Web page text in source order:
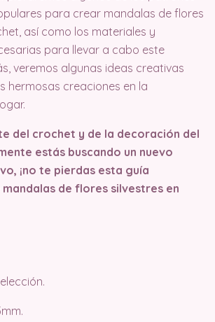
para crear mandalas de flores
así como los materiales y
para llevar a cabo este
veremos algunas ideas creativas
hermosas creaciones en la
del crochet y de la decoración del
estás buscando un nuevo
¡no te pierdas esta guía
de flores silvestres en